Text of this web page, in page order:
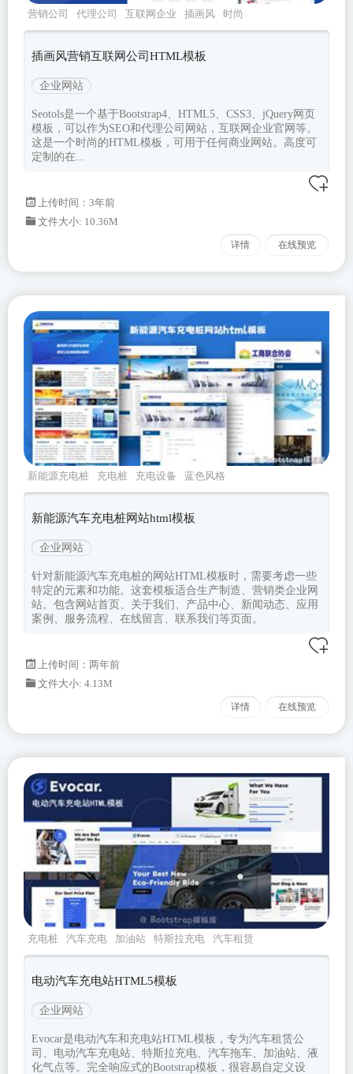
营销公司 代理公司 互联网企业 插画风 时尚
插画风营销互联网公司HTML模板
企业网站
Seotols是一个基于Bootstrap4、HTML5、CSS3、jQuery网页
模板，可以作为SEO和代理公司网站，互联网企业官网等。
这是一个时尚的HTML模板，可用于任何商业网站。高度可
定制的在...
上传时间：3年前
文件大小: 10.36M
详情 在线预览
新能源充电桩 充电桩 充电设备 蓝色风格
新能源汽车充电桩网站html模板
企业网站
针对新能源汽车充电桩的网站HTML模板时，需要考虑一些
特定的元素和功能。这套模板适合生产制造、营销类企业网
站。包含网站首页、关于我们、产品中心、新闻动态、应用
案例、服务流程、在线留言、联系我们等页面。
上传时间：两年前
文件大小: 4.13M
详情 在线预览
充电桩 汽车充电 加油站 特斯拉充电 汽车租赁
电动汽车充电站HTML5模板
企业网站
Evocar是电动汽车和充电站HTML模板，专为汽车租赁公
司、电动汽车充电站、特斯拉充电、汽车拖车、加油站、液
化气点等。完全响应式的Bootstrap模板，很容易自定义设